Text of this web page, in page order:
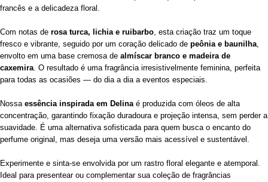
francês e a delicadeza floral.
Com notas de rosa turca, lichia e ruibarbo, esta criação traz um toque
fresco e vibrante, seguido por um coração delicado de peônia e baunilha,
envolto em uma base cremosa de almíscar branco e madeira de
caxemira. O resultado é uma fragrância irresistivelmente feminina, perfeita
para todas as ocasiões — do dia a dia a eventos especiais.
Nossa essência inspirada em Delinaé produzida com óleos de alta
concentração, garantindo fixação duradoura e projeção intensa, sem perder a
suavidade. É uma alternativa sofisticada para quem busca o encanto do
perfume original, mas deseja uma versão mais acessível e sustentável.
Experimente e sinta-se envolvida por um rastro floral elegante e atemporal.
Ideal para presentear ou complementar sua coleção de fragrâncias